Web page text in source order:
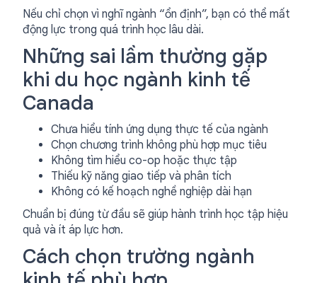
Nếu chỉ chọn vì nghĩ ngành “ổn định”, bạn có thể mất
động lực trong quá trình học lâu dài.
Những sai lầm thường gặp
khi du học ngành kinh tế
Canada
Chưa hiểu tính ứng dụng thực tế của ngành
Chọn chương trình không phù hợp mục tiêu
Không tìm hiểu co-op hoặc thực tập
Thiếu kỹ năng giao tiếp và phân tích
Không có kế hoạch nghề nghiệp dài hạn
Chuẩn bị đúng từ đầu sẽ giúp hành trình học tập hiệu
quả và ít áp lực hơn.
Cách chọn trường ngành